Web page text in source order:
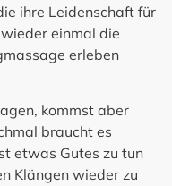
ihre Leidenschaft für
einmal die
erleben
kommst aber
braucht es
etwas Gutes zu tun
Klängen wieder zu